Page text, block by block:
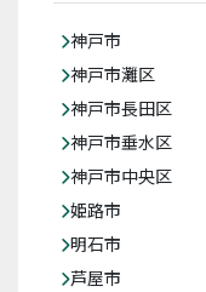
神戸市
神戸市灘区
神戸市長田区
神戸市垂水区
神戸市中央区
姫路市
明石市
芦屋市